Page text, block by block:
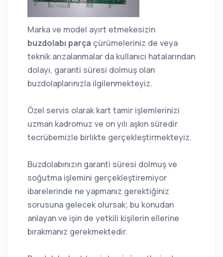
Marka ve model ayırt etmekesizin
buzdolabı parça çürümeleriniz de veya
teknik arızalanmalar da kullanıcı hatalarından
dolayı, garanti süresi dolmuş olan
buzdolaplarınızla ilgilenmekteyiz.
Özel servis olarak kart tamir işlemlerinizi
uzman kadromuz ve on yılı aşkın süredir
tecrübemizle birlikte gerçekleştirmekteyiz.
Buzdolabınızın garanti süresi dolmuş ve
soğutma işlemini gerçekleştiremiyor
ibarelerinde ne yapmanız gerektiğiniz
sorusuna gelecek olursak; bu konudan
anlayan ve işin de yetkili kişilerin ellerine
bırakmanız gerekmektedir.